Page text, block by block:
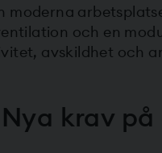
moderna
och en
avskildhet och
Nya krav